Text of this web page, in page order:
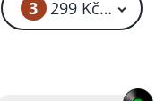
3 299 Kč – 599 Kč